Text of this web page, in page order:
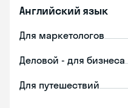
Английский язык
Для маркетологов
Деловой - для бизнеса
Для путешествий